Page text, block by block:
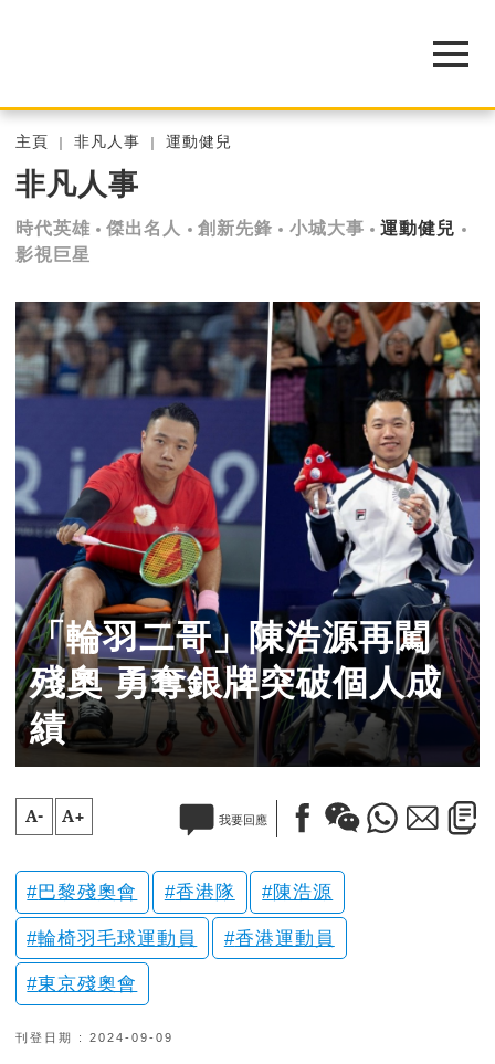
主頁 非凡人事 運動健兒
非凡人事
時代英雄 傑出名人 創新先鋒 小城大事
運動健兒
影視巨星
「輪羽二哥」陳浩源再闖
殘奧 勇奪銀牌突破個人成
績
A- A+ 我要回應
巴黎殘奧會 香港隊 陳浩源
輪椅羽毛球運動員 香港運動員
東京殘奧會
刊登日期 : 2024-09-09